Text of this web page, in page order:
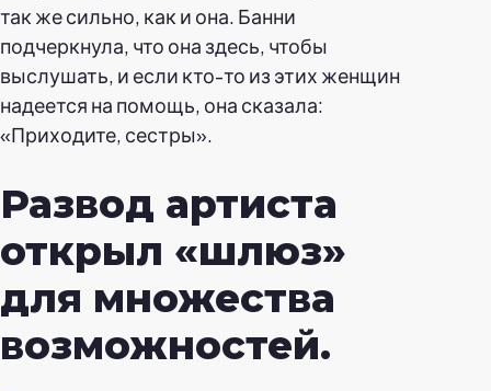
так же сильно, как и она. Банни
подчеркнула, что она здесь, чтобы
выслушать, и если кто-то из этих женщин
надеется на помощь, она сказала:
«Приходите, сестры».
Развод артиста
открыл «шлюз»
для множества
возможностей.